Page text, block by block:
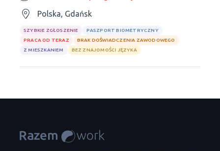
Polska, Gdańsk
SZYBKIE ZGŁOSZENIE
PASZPORT BIOMETRYCZNY
PRACA OD TERAZ
BRAK DOŚWIADCZENIA ZAWODOWEGO
Z MIESZKANIEM
BEZ ZNAJOMOŚCI JĘZYKA